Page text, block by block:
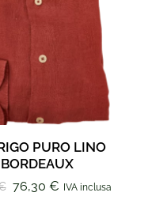
PURO LINO
BORDEAUX
76,30 € IVA inclusa